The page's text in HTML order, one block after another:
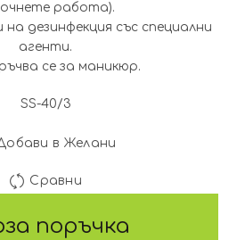
работа).
дезинфекция със специални
агенти.
се за маникюр.
SS-40/3
в Желани
Сравни
поръчка